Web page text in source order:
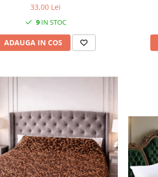
33,00 Lei
9IN STOC
ADAUGA IN COS